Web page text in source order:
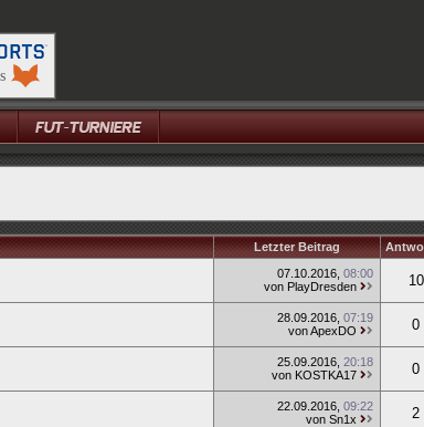
Letzter Beitrag
07.10.2016, 08:00
von PlayDresden
10
28.09.2016, 07:19
von ApexDO
0
25.09.2016, 20:18
von KOSTKA17
0
22.09.2016, 09:22
von Sn1x
2